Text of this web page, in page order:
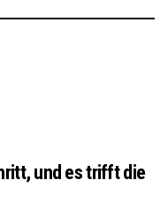
und es trifft die